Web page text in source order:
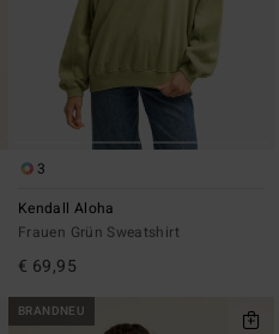
3
Kendall Aloha
Frauen Grün Sweatshirt
€ 69,95
BRANDNEU